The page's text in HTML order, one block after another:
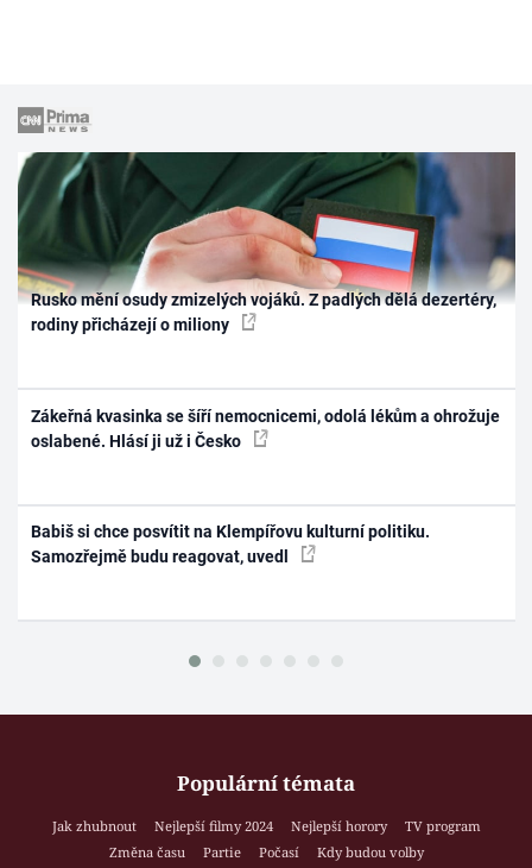
Rusko mění osudy zmizelých vojáků. Z padlých dělá dezertéry,
rodiny přicházejí o miliony
Zákeřná kvasinka se šíří nemocnicemi, odolá lékům a ohrožuje
oslabené. Hlásí ji už i Česko
Babiš si chce posvítit na Klempířovu kulturní politiku.
Samozřejmě budu reagovat, uvedl
Populární témata
Jak zhubnout Nejlepší filmy 2024 Nejlepší horory
TV program
Změna času
Partie Počasí
Kdy budou volby